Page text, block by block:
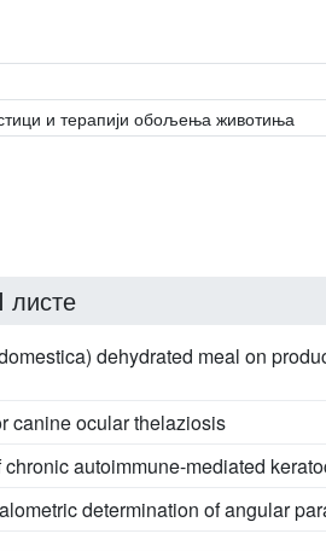
и терапији обољења животиња
листе
dehydrated meal on
canine ocular thelaziosis
autoimmune-mediated
determination of angular